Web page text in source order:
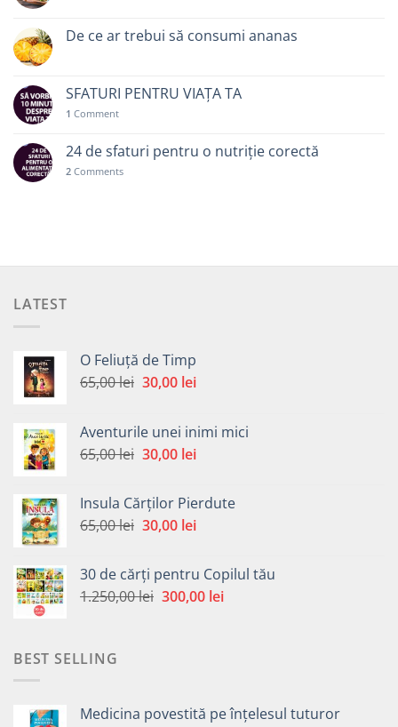
De ce ar trebui să consumi ananas
SFATURI PENTRU VIAȚA TA
1 Comment
24 de sfaturi pentru o nutriție corectă
2 Comments
LATEST
O Feliuță de Timp
65,00lei Prețul
fost:
65,00 lei.
30,00 leiPrețul
30,00 lei.
Aventurile unei inimi mici
65,00lei Prețul
fost:
65,00 lei.
30,00 leiPrețul
30,00 lei.
Insula Cărților Pierdute
65,00lei Prețul
fost:
65,00 lei.
30,00 leiPrețul
30,00 lei.
30 de cărți pentru Copilul tău
1.250,00lei Prețul
300,00 leiPrețul
BEST SELLING
Medicina povestită pe înțelesul tuturor